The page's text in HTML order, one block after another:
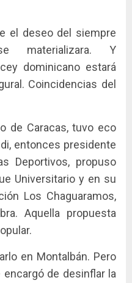
el deseo del siempre
materializara. Y
dominicano estará
Coincidencias del
de Caracas, tuvo eco
entonces presidente
Deportivos, propuso
Universitario y en su
Los Chaguaramos,
Aquella propuesta
en Montalbán. Pero
de desinflar la